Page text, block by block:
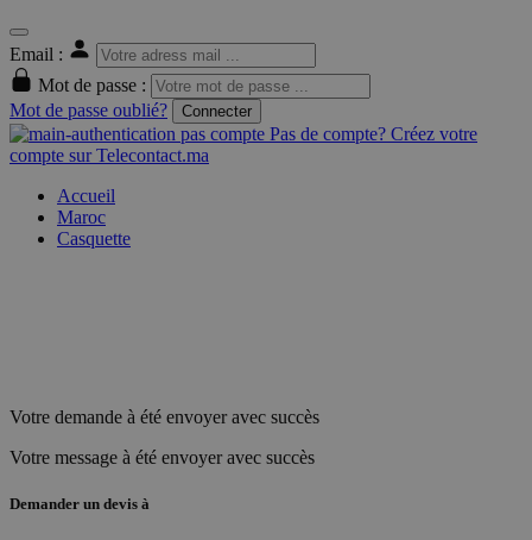
Email :
Mot de passe :
Mot de passe oublié?
Connecter
Pas de compte? Créez votre
compte sur Telecontact.ma
Accueil
Maroc
Casquette
Votre demande à été envoyer avec succès
Votre message à été envoyer avec succès
Demander un devis à